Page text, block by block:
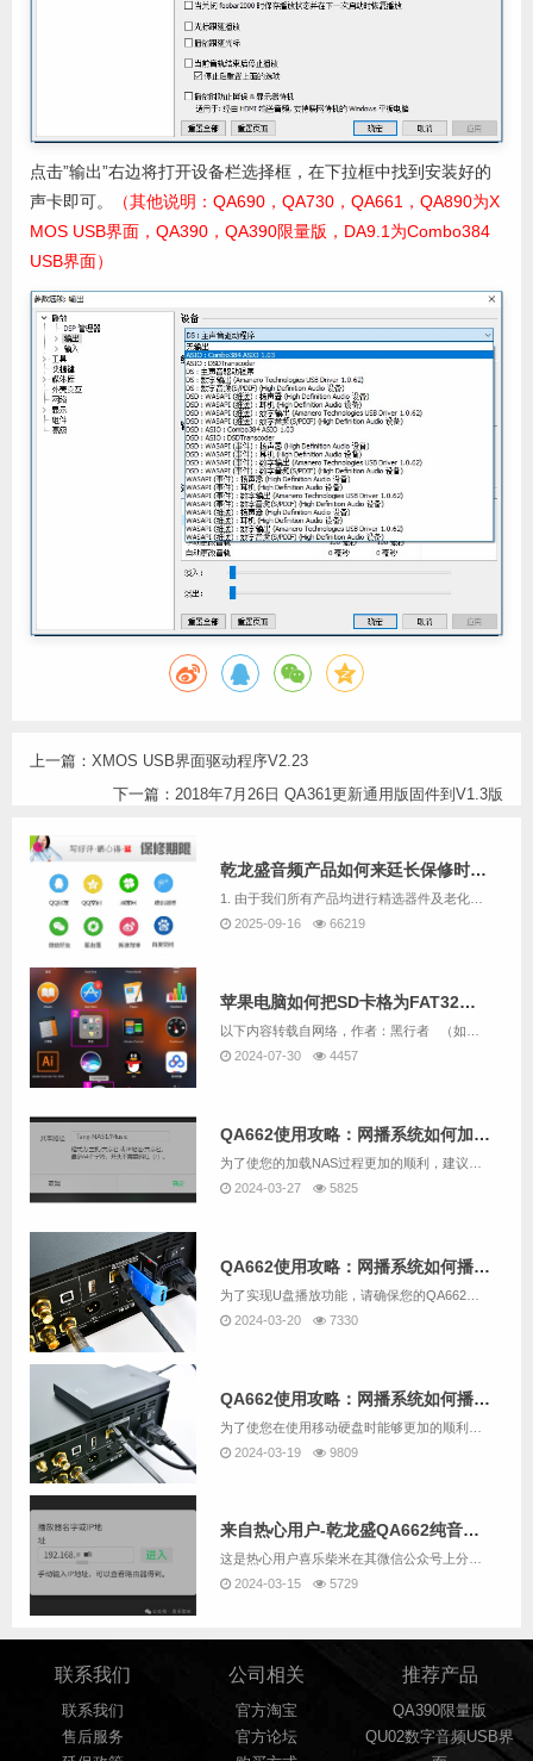
点击”输出”右边将打开设备栏选择框，在下拉框中找到安装好的
声卡即可。
（其他说明：QA690，QA730，QA661，QA890为X
MOS USB界面，QA390，QA390限量版，DA9.1为Combo384
USB界面）
上一篇： XMOS USB界面驱动程序V2.23
下一篇： 2018年7月26日 QA361更新通用版固件到V1.3版
乾龙盛音频产品如何来廷长保修时间呢
2025-09-16
66219
苹果电脑如何把SD卡格为FAT32格式
2024-07-30
4457
QA662使用攻略：网播系统如何加载NAS中的音乐？
2024-03-27
5825
QA662使用攻略：网播系统如何播放U盘中的音乐？
2024-03-20
7330
QA662使用攻略：网播系统如何播放移动硬盘中的音乐？
2024-03-19
9809
来自热心用户-乾龙盛QA662纯音播放器 网播部分的攻略（主要是NAS的挂载）
2024-03-15
5729
联系我们
联系我们
售后服务
公司相关
官方淘宝
官方论坛
推荐产品
QA390限量版
QU02数字音频USB界